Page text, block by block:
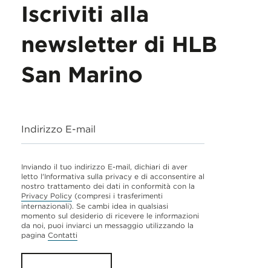
Iscriviti alla
newsletter di HLB
San Marino
Indirizzo E-mail
Inviando il tuo indirizzo E-mail, dichiari di aver
letto l'Informativa sulla privacy e di acconsentire al
nostro trattamento dei dati in conformità con la
Privacy Policy (compresi i trasferimenti
internazionali). Se cambi idea in qualsiasi
momento sul desiderio di ricevere le informazioni
da noi, puoi inviarci un messaggio utilizzando la
pagina Contatti